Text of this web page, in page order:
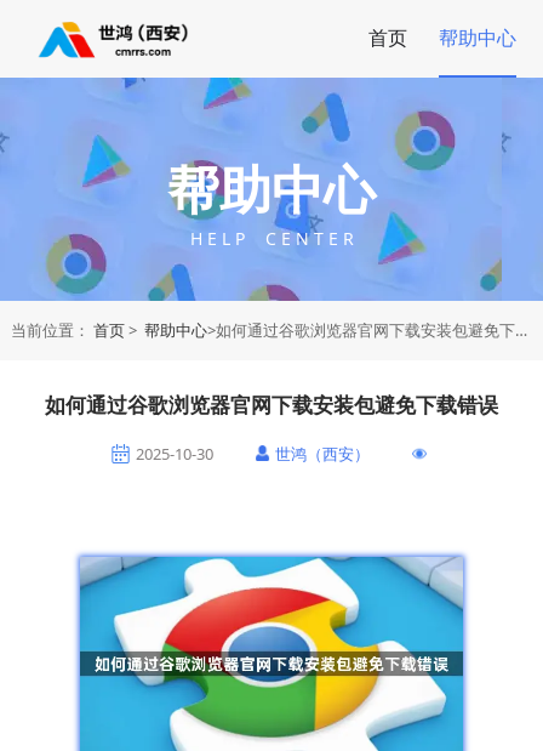
首页 帮助中心
帮助中心
H E L P C E N T E R
当前位置： 首页> 帮助中心>如何通过谷歌浏览器官网下载安装包避免下载错误
如何通过谷歌浏览器官网下载安装包避免下载错误
2025-10-30 世鸿（西安）